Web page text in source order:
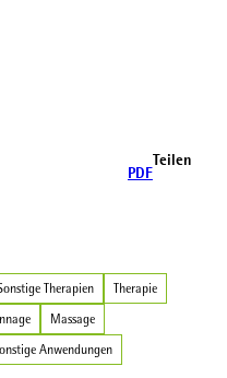
PDF
Teilen
Therapien
Therapie
Massage
Anwendungen